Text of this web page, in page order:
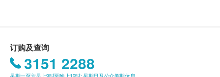
脉搏率
体重
血脂
如有争议，健康网购health.ESDlife及德信医疗中
心保留最后决定权。
订购及查询
3151 2288